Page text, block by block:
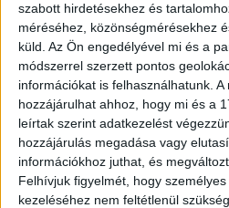
szabott hirdetésekhez és
méréséhez, közönségmérésekhez
küld. Az Ön engedélyével mi és a
módszerrel szerzett pontos
információkat is felhasználhatunk.
hozzájárulhat ahhoz, hogy mi és a
leírtak szerint adatkezelést
hozzájárulás megadása vagy
információkhoz juthat, és
Felhívjuk figyelmét, hogy
kezeléséhez nem feltétlenül
mielőbbi és teljes
A tragédia körülményeiről a
hogy Szöllősi Tamás
életét, vagyis akkor érte a